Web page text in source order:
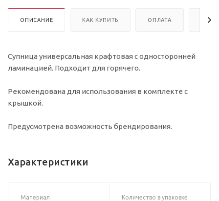
ОПИСАНИЕ КАК КУПИТЬ ОПЛАТА
Супница универсальная крафтовая с односторонней
ламинацией. Подходит для горячего.
Рекомендована для использования в комплекте с
крышкой.
Предусмотрена возможность брендирования.
Характеристики
Материал
Количество в упаковке